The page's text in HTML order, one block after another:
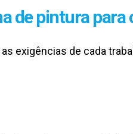
de pintura para
as exigências de cada